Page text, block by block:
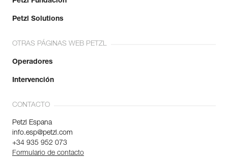
Petzl Solutions
OTRAS PÁGINAS WEB PETZL
Operadores
Intervención
CONTACTO
Petzl Espana
info.esp@petzl.com
+34 935 952 073
Formulario de contacto